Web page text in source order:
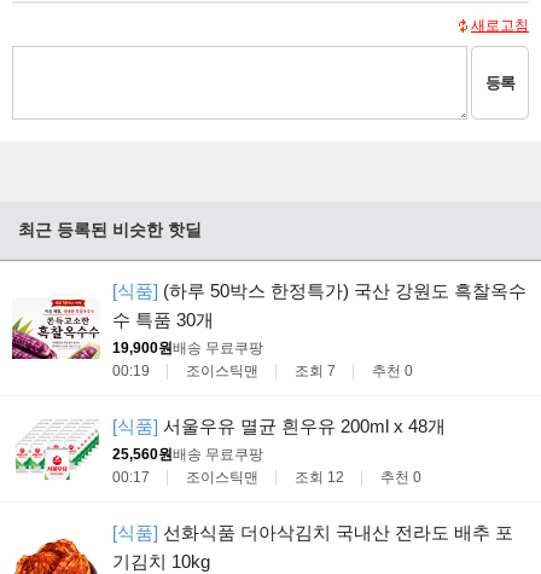
새로고침
등록
최근 등록된 비슷한 핫딜
[식품] (하루 50박스 한정특가) 국산 강원도 흑찰옥수
수 특품 30개
19,900원배송 무료쿠팡
00:19
조이스틱맨 조회 7 추천 0
[식품] 서울우유 멸균 흰우유 200ml x 48개
25,560원배송 무료쿠팡
00:17
조이스틱맨 조회 12 추천 0
[식품] 선화식품 더아삭김치 국내산 전라도 배추 포
기김치 10kg